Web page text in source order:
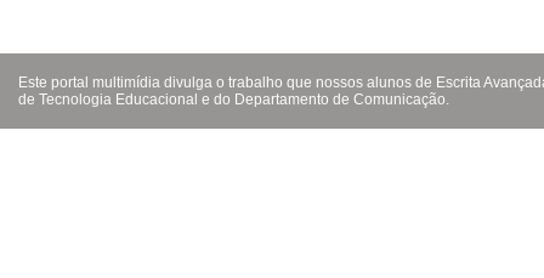
Este portal multimídia divulga o trabalho que nossos alunos de Escrita
de Tecnologia Educacional e do Departamento de Comunicação.